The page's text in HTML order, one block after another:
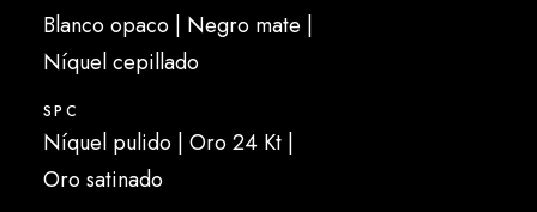
Blanco opaco | Negro mate |
Níquel cepillado
SPC
Níquel pulido | Oro 24 Kt |
Oro satinado